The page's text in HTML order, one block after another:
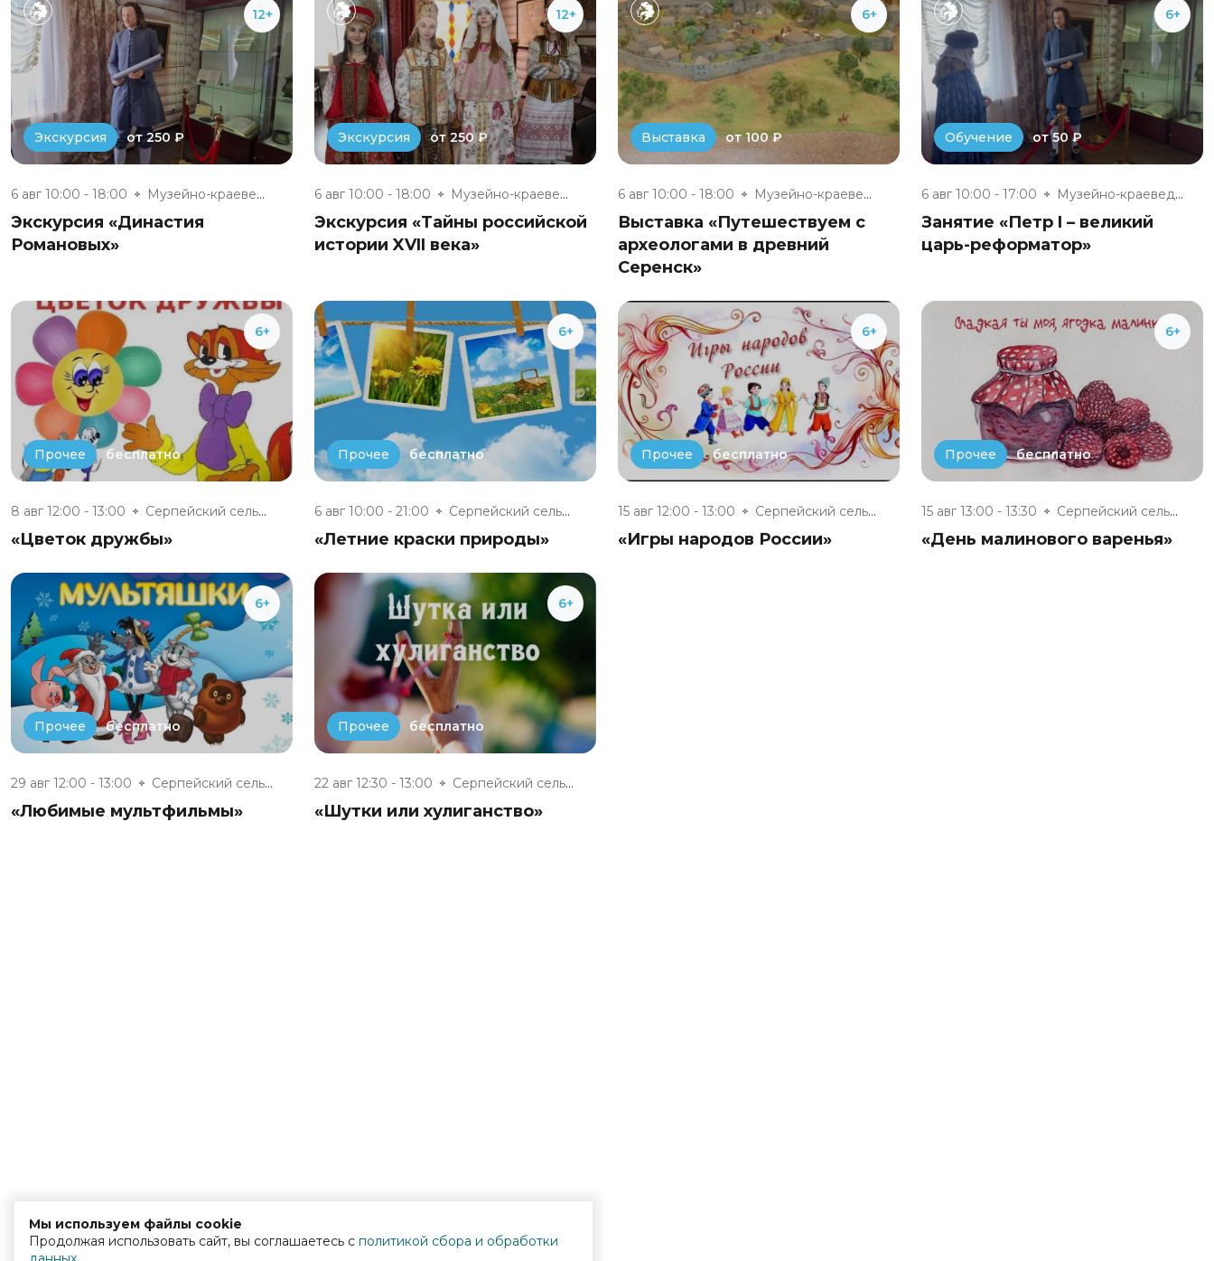
12+
Экскурсия от 250 ₽
6 авг 10:00 - 18:00 Музейно-краеведческий комплекс...
Экскурсия «Династия
Романовых»
12+
Экскурсия от 250 ₽
6 авг 10:00 - 18:00 Музейно-краеведческий комплекс...
Экскурсия «Тайны российской
истории XVII века»
6+
Выставка от 100 ₽
6 авг 10:00 - 18:00 Музейно-краеведческий комплекс...
Выставка «Путешествуем с
археологами в древний
Серенск»
6+
Обучение от 50 ₽
6 авг 10:00 - 17:00 Музейно-краеведческий комплекс...
Занятие «Петр I – великий
царь-реформатор»
6+
Прочее бесплатно
8 авг 12:00 - 13:00 Серпейский сельский дом культу...
«Цветок дружбы»
6+
Прочее бесплатно
6 авг 10:00 - 21:00 Серпейский сельский дом культу...
«Летние краски природы»
6+
Прочее бесплатно
15 авг 12:00 - 13:00 Серпейский сельский дом культу...
«Игры народов России»
6+
Прочее бесплатно
15 авг 13:00 - 13:30 Серпейский сельский дом культу...
«День малинового варенья»
6+
Прочее бесплатно
29 авг 12:00 - 13:00 Серпейский сельский дом культу...
«Любимые мультфильмы»
6+
Прочее бесплатно
22 авг 12:30 - 13:00 Серпейский сельский дом культу...
«Шутки или хулиганство»
Мы используем файлы cookie
Продолжая использовать сайт, вы соглашаетесь с политикой сбора и обработки